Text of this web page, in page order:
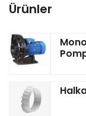
Ürünler